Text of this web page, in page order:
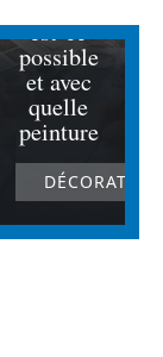
INTERIEURE
est-ce
possible
et avec
quelle
peinture